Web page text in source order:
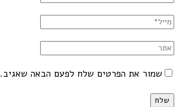
שמור את הפרטים שלח לפעם הבאה שאגיב.